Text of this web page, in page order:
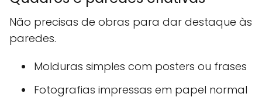
Não precisas de obras para dar destaque às
paredes.
Molduras simples com posters ou frases
Fotografias impressas em papel normal